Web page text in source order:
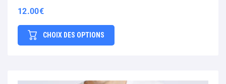
12.00€
CHOIX DES OPTIONS